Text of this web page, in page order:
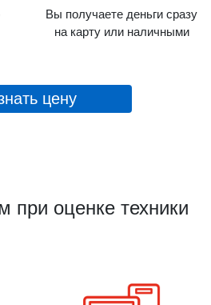
Вы получаете деньги сразу
на карту или наличными
цену
при оценке техники